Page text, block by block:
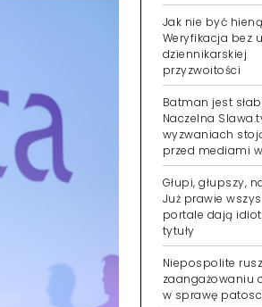
Jak nie być
Weryfikacja bez
dziennikarskiej
przyzwoitości
Batman jest
Naczelna
wyzwaniach
przed mediami
Głupi, głupszy,
Już prawie
portale dają
tytuły
Niepospolite
zaangażowaniu
w sprawę